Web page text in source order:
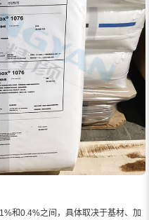
和0.4%之间，具体取决于基材、加